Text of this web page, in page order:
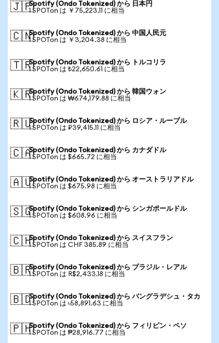
🇯🇵Spotify (Ondo Tokenized) から 日本円
1 SPOTon は ￥75,223.11 に相当
🇨🇳Spotify (Ondo Tokenized) から 中国人民元
1 SPOTon は ￥3,204.38 に相当
🇹🇷Spotify (Ondo Tokenized) から トルコリラ
1 SPOTon は ₺22,650.61 に相当
🇰🇷Spotify (Ondo Tokenized) から 韓国ウォン
1 SPOTon は ₩674,179.88 に相当
🇷🇺Spotify (Ondo Tokenized) から ロシア・ルーブル
1 SPOTon は ₽39,415.11 に相当
🇨🇦Spotify (Ondo Tokenized) から カナダドル
1 SPOTon は $665.72 に相当
🇦🇺Spotify (Ondo Tokenized) から オーストラリアドル
1 SPOTon は $675.98 に相当
🇸🇬Spotify (Ondo Tokenized) から シンガポールドル
1 SPOTon は $608.96 に相当
🇨🇭Spotify (Ondo Tokenized) から スイスフラン
1 SPOTon は CHF 385.89 に相当
🇧🇷Spotify (Ondo Tokenized) から ブラジル・レアル
1 SPOTon は R$2,433.18 に相当
🇧🇩Spotify (Ondo Tokenized) から バングラデシュ・タカ
1 SPOTon は ৳58,891.63 に相当
🇵🇭Spotify (Ondo Tokenized) から フィリピン・ペソ
1 SPOTon は ₱28,916.77 に相当